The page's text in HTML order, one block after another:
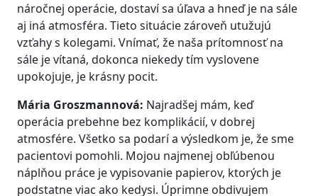
náročnej operácie, dostaví sa úľava a hneď je na sále
aj iná atmosféra. Tieto situácie zároveň utužujú
vzťahy s kolegami. Vnímať, že naša prítomnosť na
sále je vítaná, dokonca niekedy tím vyslovene
upokojuje, je krásny pocit.
Mária Groszmannová: Najradšej mám, keď
operácia prebehne bez komplikácií, v dobrej
atmosfére. Všetko sa podarí a výsledkom je, že sme
pacientovi pomohli. Mojou najmenej obľúbenou
náplňou práce je vypisovanie papierov, ktorých je
podstatne viac ako kedysi. Úprimne obdivujem